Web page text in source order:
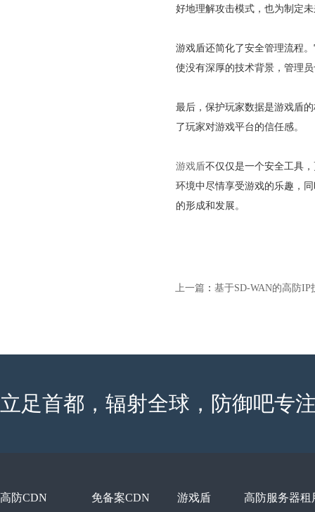
好地理解攻击模式，也为制定
游戏盾还简化了安全管理流程
使没有深厚的技术背景，管理
最后，保护玩家数据是游戏盾
了玩家对游戏平台的信任感。
游戏盾不仅仅是一个安全工具
环境中尽情享受游戏的乐趣，
的形成和发展。
上一篇 ： 基于SD-WAN的高防IP
立足首都，辐射全球，防御吧专
高防CDN 免备案CDN 游戏盾 高防服务器租